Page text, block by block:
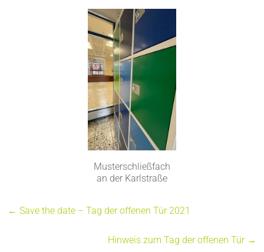
Musterschließfach
an der Karlstraße
← Save the date – Tag der offenen Tür 2021
Hinweis zum Tag der offenen Tür →